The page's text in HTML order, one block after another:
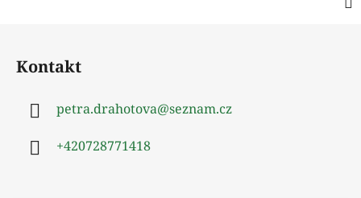
Kontakt
petra.drahotova@seznam.cz
+420728771418